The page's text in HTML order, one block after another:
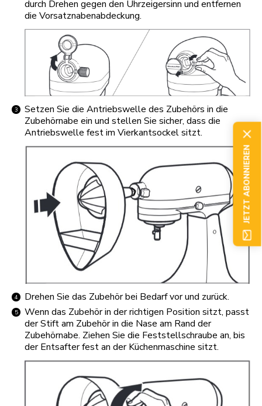
durch Drehen gegen den Uhrzeigersinn und entfernen
die Vorsatznabenabdeckung.
Setzen Sie die Antriebswelle des Zubehörs in die
Zubehörnabe ein und stellen Sie sicher, dass die
Antriebswelle fest im Vierkantsockel sitzt.
Drehen Sie das Zubehör bei Bedarf vor und zurück.
Wenn das Zubehör in der richtigen Position sitzt, passt
der Stift am Zubehör in die Nase am Rand der
Zubehörnabe. Ziehen Sie die Feststellschraube an, bis
der Entsafter fest an der Küchenmaschine sitzt.
JETZT ABONNIEREN